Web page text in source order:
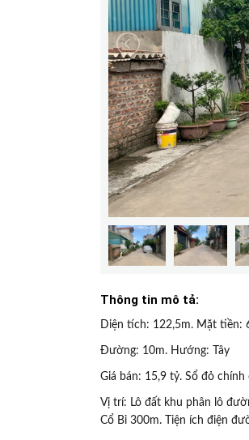
Thông tin mô tả:
Diện tích: 122,5m. Mặt tiền:
Đường: 10m. Hướng: Tây
Giá bán: 15,9 tỷ. Sổ đỏ
Vị trí: Lô đất khu phân lô
Cổ Bi 300m. Tiện ích điện